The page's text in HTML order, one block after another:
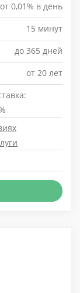
от 0,01% в день
15 минут
до 365 дней
от 20 лет